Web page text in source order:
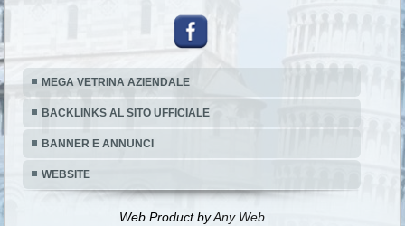
MEGA VETRINA AZIENDALE
BACKLINKS AL SITO UFFICIALE
BANNER E ANNUNCI
WEBSITE
Web Product byAny Web